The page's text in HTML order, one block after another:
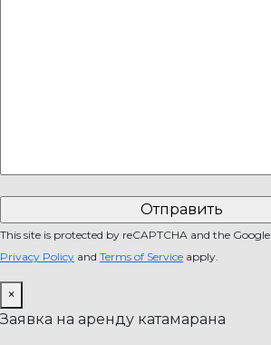
This site is protected by reCAPTCHA and the Google
Privacy Policy and Terms of Service apply.
×
Заявка на аренду катамарана